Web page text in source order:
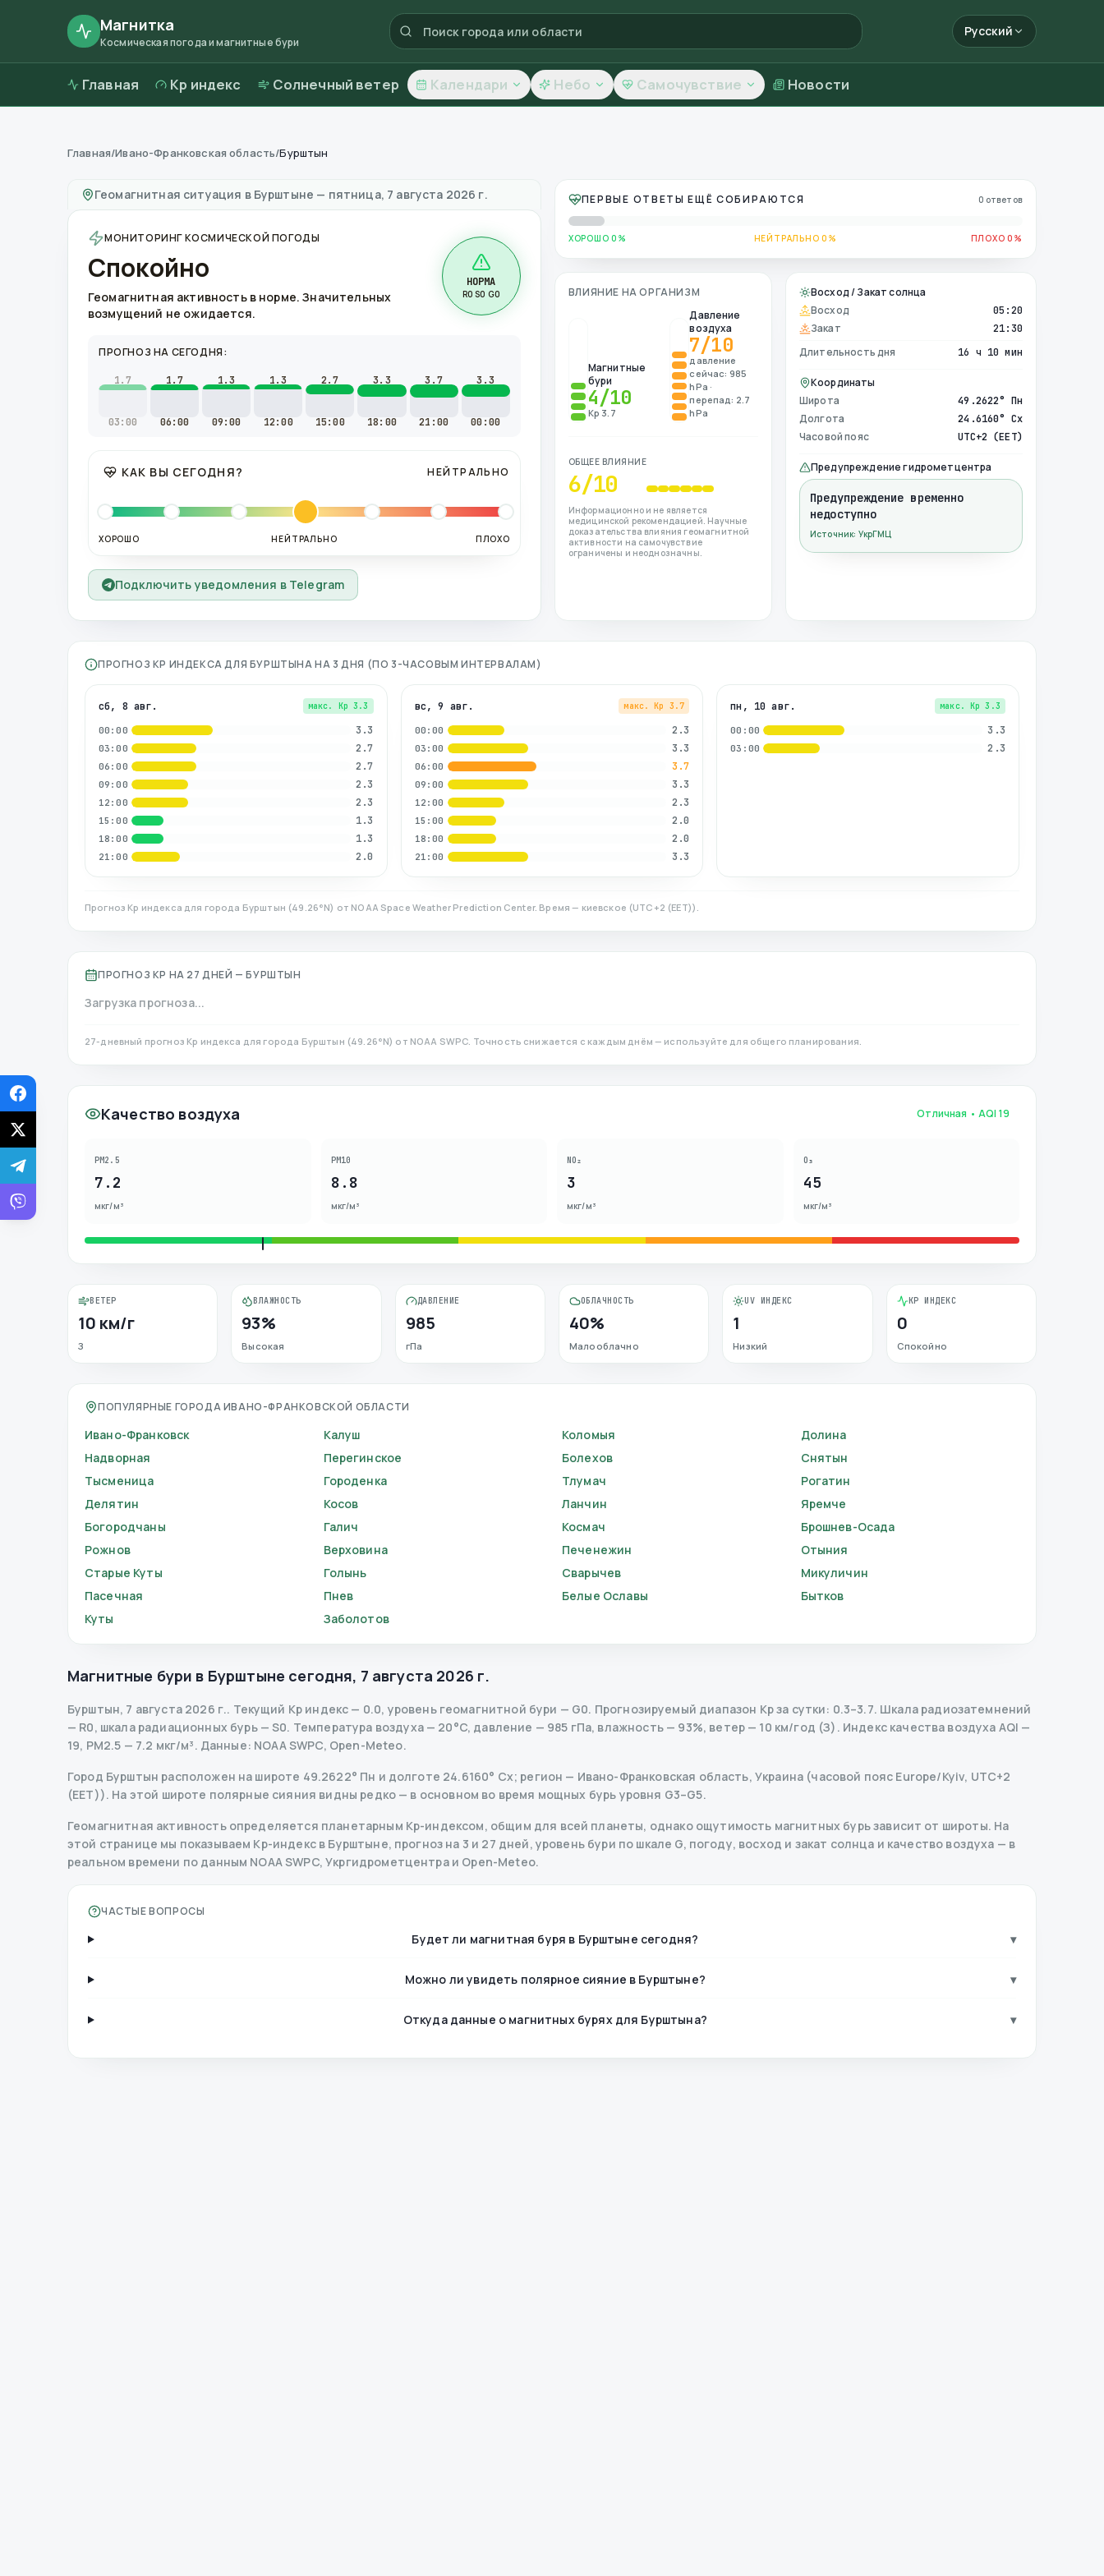
Магнитка
Космическая погода и магнитные бури
Русский
Главная Kp индекс Солнечный ветер Календари Небо Самочувствие Новости
Магнитные бури вБурштыне—погода и качество воздуха
Главная/Ивано-Франковская область/Бурштын
Геомагнитная ситуация в Бурштыне — пятница, 7 августа 2026 г.
МОНИТОРИНГ КОСМИЧЕСКОЙ ПОГОДЫ
Спокойно
Геомагнитная активность в норме. Значительных
возмущений не ожидается.
НОРМА
R0 S0 G0
ПРОГНОЗ НА СЕГОДНЯ:
1.7
03:00
1.7
06:00
1.3
09:00
1.3
12:00
2.7
15:00
3.3
18:00
3.7
21:00
3.3
00:00
КАК ВЫ СЕГОДНЯ? НЕЙТРАЛЬНО
ХОРОШО НЕЙТРАЛЬНО ПЛОХО
Подключить уведомления в Telegram
ПЕРВЫЕ ОТВЕТЫ ЕЩЁ СОБИРАЮТСЯ 0 ответов
ХОРОШО 0% НЕЙТРАЛЬНО 0% ПЛОХО 0%
ВЛИЯНИЕ НА ОРГАНИЗМ
Магнитные
бури
4/10
Kp 3.7
Давление
воздуха
7/10
давление
сейчас: 985
hPa ·
перепад: 2.7
hPa
ОБЩЕЕ ВЛИЯНИЕ
6/10
Информационно и не является
медицинской рекомендацией. Научные
доказательства влияния геомагнитной
активности на самочувствие
ограничены и неоднозначны.
Восход / Закат солнца
Восход
05:20
Закат 21:30
Длительность дня 16 ч 10 мин
Координаты
Широта
49.2622° Пн
Долгота 24.6160° Сх
Часовой пояс UTC+2 (EET)
Предупреждение гидрометцентра
Предупреждение временно
недоступно
Источник: УкрГМЦ
ПРОГНОЗ KP ИНДЕКСА ДЛЯ БУРШТЫНАНА 3 ДНЯ (ПО 3-ЧАСОВЫМ ИНТЕРВАЛАМ)
сб, 8 авг. макс. Kp 3.3
00:00 3.3
03:00 2.7
06:00 2.7
09:00 2.3
12:00 2.3
15:00 1.3
18:00 1.3
21:00 2.0
вс, 9 авг. макс. Kp 3.7
00:00 2.3
03:00 3.3
06:00 3.7
09:00 3.3
12:00 2.3
15:00 2.0
18:00 2.0
21:00 3.3
пн, 10 авг. макс. Kp 3.3
00:00 3.3
03:00 2.3
Прогноз Kp индекса для города Бурштын (49.26°N) от NOAA Space Weather Prediction Center. Время — киевское (UTC+2 (EET)).
ПРОГНОЗ KP НА 27 ДНЕЙ — БУРШТЫН
Загрузка прогноза...
27-дневный прогноз Kp индекса для города Бурштын (49.26°N) от NOAA SWPC. Точность снижается с каждым днём — используйте для общего планирования.
Качество воздуха Отличная • AQI 19
PM2.5
7.2
мкг/м³
PM10
8.8
мкг/м³
NO₂
3
мкг/м³
O₃
45
мкг/м³
ВЕТЕР
10 км/г
З
ВЛАЖНОСТЬ
93%
Высокая
ДАВЛЕНИЕ
985
гПа
ОБЛАЧНОСТЬ
40%
Малооблачно
UV ИНДЕКС
1
Низкий
KP ИНДЕКС
0
Спокойно
ПОПУЛЯРНЫЕ ГОРОДА ИВАНО-ФРАНКОВСКОЙ ОБЛАСТИ
Ивано-Франковск Калуш Коломыя
Долина
Надворная
Перегинское Болехов
Снятын
Тысменица
Городенка Тлумач
Рогатин
Делятин
Косов Ланчин
Яремче
Богородчаны
Галич Космач
Брошнев-Осада
Рожнов
Верховина Печенежин
Отыния
Старые Куты
Голынь Сварычев
Микуличин
Пасечная
Пнев Белые Ославы
Бытков
Куты
Заболотов
Магнитные бури в Бурштыне сегодня, 7 августа 2026 г.
Бурштын, 7 августа 2026 г.. Текущий Kp индекс — 0.0, уровень геомагнитной бури — G0. Прогнозируемый диапазон Kp за сутки: 0.3–3.7. Шкала радиозатемнений
— R0, шкала радиационных бурь— S0. Температура воздуха — 20°C, давление — 985 гПа, влажность — 93%, ветер — 10 км/год (З). Индекс качества воздуха AQI —
19, PM2.5 — 7.2 мкг/м³. Данные: NOAA SWPC, Open-Meteo.
Город Бурштын расположен на широте 49.2622° Пн и долготе 24.6160° Сх; регион — Ивано-Франковская область, Украина (часовой пояс Europe/Kyiv, UTC+2
(EET)). На этой широте полярные сияния видны редко — в основном во время мощных бурь уровня G3–G5.
Геомагнитная активность определяется планетарным Kp-индексом, общим для всей планеты, однако ощутимость магнитных бурь зависит от широты. На
этой странице мы показываем Kp-индекс в Бурштыне, прогноз на 3 и 27 дней, уровень бури по шкале G, погоду, восход и закат солнца и качество воздуха — в
реальном времени по данным NOAA SWPC, Укргидрометцентра и Open-Meteo.
ЧАСТЫЕ ВОПРОСЫ
Будет ли магнитная буря в Бурштыне сегодня? ▾
Можно ли увидеть полярное сияние в Бурштыне? ▾
Откуда данные о магнитных бурях для Бурштына? ▾